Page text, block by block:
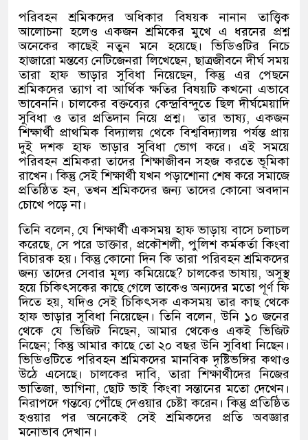
পরিবহন শ্রমিকদের অধিকার বিষয়ক নানান তাত্ত্বিক
আলোচনা হলেও একজন শ্রমিকের মুখে এ ধরনের প্রশ্ন
অনেকের কাছেই নতুন মনে হয়েছে। ভিডিওটির নিচে
হাজারো মন্তব্যে নেটিজেনরা লিখেছেন,ছাত্রজীবনে দীর্ঘ সময়
তারা হাফ ভাড়ার সুবিধা নিয়েছেন,কিন্তু এর পেছনে
শ্রমিকদের ত্যাগ বা আর্থিক ক্ষতির বিষয়টি কখনো এভাবে
ভাবেননি। চালকের বক্তব্যের কেন্দ্রবিন্দুতে ছিল দীর্ঘমেয়াদি
সুবিধা ও তার প্রতিদান নিয়ে প্রশ্ন।
তার ভাষ্য,একজন
শিক্ষার্থী প্রাথমিক বিদ্যালয় থেকে বিশ্ববিদ্যালয় পর্যন্ত প্রায়
দুই দশক হাফ ভাড়ার সুবিধা ভোগ করে। এই সময়ে
পরিবহন শ্রমিকরা তাদের শিক্ষাজীবন সহজ করতে ভূমিকা
রাখেন। কিন্তু সেই শিক্ষার্থী যখন পড়াশোনা শেষ করে সমাজে
প্রতিষ্ঠিত হন,তখন শ্রমিকদের জন্য তাদের কোনো অবদান
চোখে পড়ে না।
তিনি বলেন, যে শিক্ষার্থী একসময় হাফ ভাড়ায় বাসে চলাচল
করেছে,সে পরে ডাক্তার, প্রকৌশলী, পুলিশ কর্মকর্তা কিংবা
বিচারক হয়। কিন্তু কোনো দিন কি তারা পরিবহন শ্রমিকদের
জন্য তাদের সেবার মূল্য কমিয়েছে?চালকের ভাষায়,অসুস্থ
হয়ে চিকিৎসকের কাছে গেলে তাকেও অন্যদের মতো পূর্ণ ফি
দিতে হয়,যদিও সেই চিকিৎসক একসময় তার কাছ থেকে
হাফ ভাড়ার সুবিধা নিয়েছেন। তিনি বলেন,উনি ১০ জনের
থেকে যে ভিজিট নিছেন,আমার থেকেও একই ভিজিট
নিছেন;কিন্তু আমার কাছে তো ২০ বছর উনি সুবিধা নিছেন।
ভিডিওটিতে পরিবহন শ্রমিকদের মানবিক দৃষ্টিভঙ্গির কথাও
উঠে এসেছে। চালকের দাবি,তারা শিক্ষার্থীদের নিজের
ভাতিজা,ভাগিনা,ছোট ভাই কিংবা সন্তানের মতো দেখেন।
নিরাপদে গন্তব্যে পৌঁছে দেওয়ার চেষ্টা করেন। কিন্তু প্রতিষ্ঠিত
হওয়ার পর অনেকেই সেই শ্রমিকদের প্রতি অবজ্ঞার
মনোভাব দেখান।